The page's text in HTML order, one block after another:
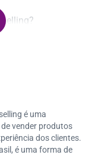
de venda
e como evitá-
cruzada e ve
é uma
vender produtos
dos clientes.
é uma forma de